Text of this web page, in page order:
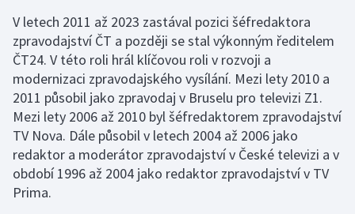
Etický panel
Statut ČT
Kodex ČT
ČT podporuje
Hasičský sbor
Přístupnost
Vliv vysílání na děti
Časté dotazy
Hudební banky
Scénický provoz
Produkce a audiovizuální tvorba
Reklama
Pravidla pro dodavatele
Sledovanost a data o vysílání
Veřejné zakázky
Registr
Zákony
Standardy ČT
GDPR
V letech 2011 až 2023 zastával pozici šéfredaktora
zpravodajství ČT a později se stal výkonným ředitelem
ČT24. V této roli hrál klíčovou roli v rozvoji a
modernizaci zpravodajského vysílání. Mezi lety 2010 a
2011 působil jako zpravodaj v Bruselu pro televizi Z1.
Mezi lety 2006 až 2010 byl šéfredaktorem zpravodajství
TV Nova. Dále působil v letech 2004 až 2006 jako
redaktor a moderátor zpravodajství v České televizi a v
období 1996 až 2004 jako redaktor zpravodajství v TV
Prima.